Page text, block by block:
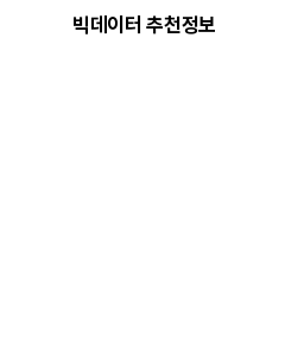
빅데이터 추천정보